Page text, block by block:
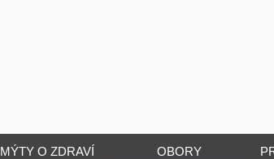
MÝTY O ZDRAVÍ OBORY